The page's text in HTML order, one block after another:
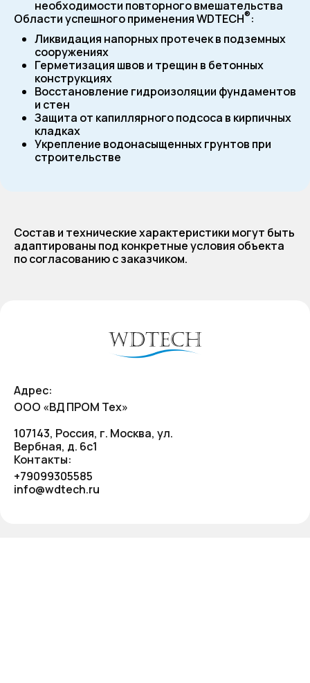
необходимости повторного вмешательства
Области успешного применения WDTECH®:
Ликвидация напорных протечек в подземных
сооружениях
Герметизация швов и трещин в бетонных
конструкциях
Восстановление гидроизоляции фундаментов
и стен
Защита от капиллярного подсоса в кирпичных
кладках
Укрепление водонасыщенных грунтов при
строительстве
Состав и технические характеристики могут быть
адаптированы под конкретные условия объекта
по согласованию с заказчиком.
Адрес:
ООО «ВД ПРОМ Тех»
107143, Россия, г. Москва, ул.
Вербная, д. 6с1
Контакты:
+79099305585
info@wdtech.ru